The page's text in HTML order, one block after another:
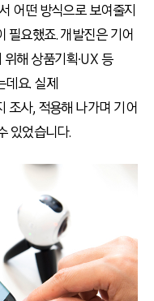
어떤 방식으로 보여줄지
필요했죠. 개발진은 기어
해 상품기획∙UX 등
데요. 실제
조사, 적용해 나가며 기어
있었습니다.